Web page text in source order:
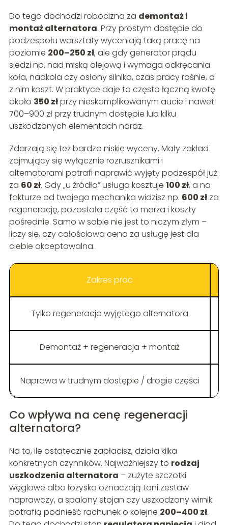
Do tego dochodzi robocizna za demontaż i
montaż alternatora. Przy prostym dostępie do
podzespołu warsztaty wyceniają taką pracę na
poziomie 200–250 zł, ale gdy generator prądu
siedzi np. nad miską olejową i wymaga odkręcania
koła, nadkola czy osłony silnika, czas pracy rośnie, a
z nim koszt. W praktyce daje to często łączną kwotę
około 350 złprzy nieskomplikowanym aucie i nawet
700–900 zł przy trudnym dostępie lub kilku
uszkodzonych elementach naraz.
Zdarzają się też bardzo niskie wyceny. Mały zakład
zajmujący się wyłącznie rozrusznikami i
alternatorami potrafi naprawić wyjęty podzespół już
za 60 zł. Gdy „u źródła” usługa kosztuje 100 zł, a na
fakturze od twojego mechanika widzisz np. 600 złza
regenerację, pozostała część to marża i koszty
pośrednie. Samo w sobie nie jest to niczym złym –
liczy się, czy całościowa cena za usługę jest dla
ciebie akceptowalna.
Zakres prac
Tylko regeneracja wyjętego alternatora
Demontaż + regeneracja + montaż
Naprawa w trudnym dostępie / drogie części
Co wpływa na cenę regeneracji
alternatora?
Na to, ile ostatecznie zapłacisz, działa kilka
konkretnych czynników. Najważniejszy to rodzaj
uszkodzenia alternatora – zużyte szczotki
węglowe albo łożyska oznaczają tani zestaw
naprawczy, a spalony stojan czy uszkodzony wirnik
potrafią podnieść rachunek o kolejne 200–400 zł.